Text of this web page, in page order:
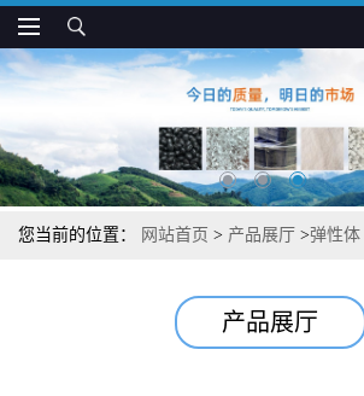
您当前的位置： 网站首页 > 产品展厅 >弹性体
产品展厅